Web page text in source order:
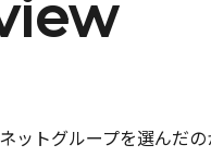
ットグループを選んだ